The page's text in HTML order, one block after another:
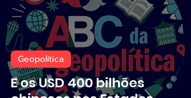
E os USD 400 bilhões
Geopolítica